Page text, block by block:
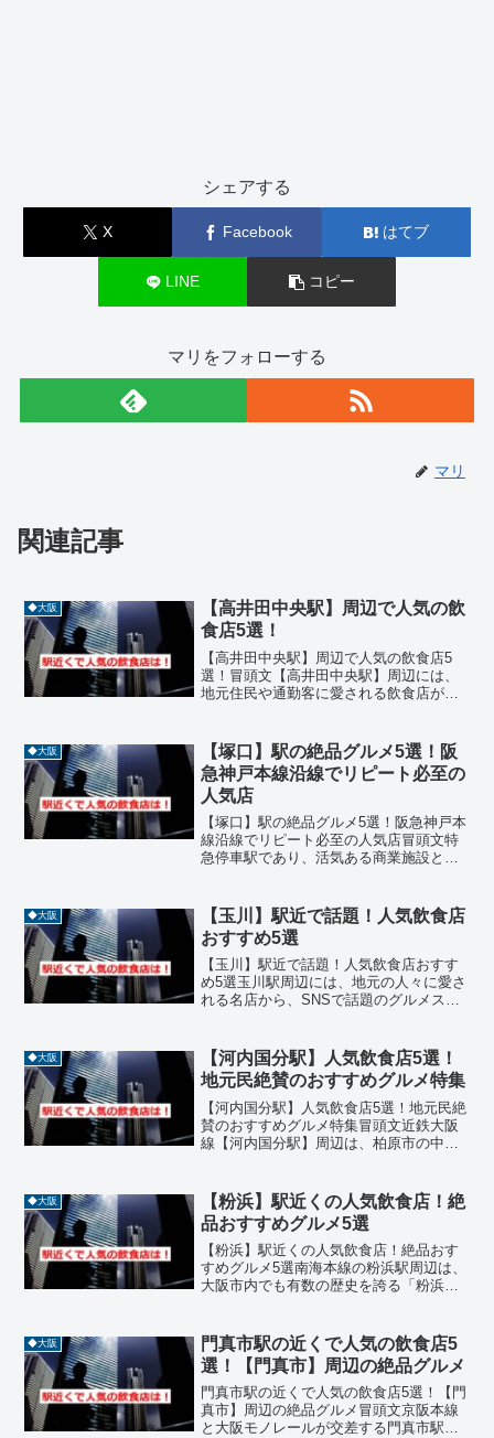
シェアする
X Facebook はてブ
LINE コピー
マリをフォローする
マリ
関連記事
◆大阪
【高井田中央駅】周辺で人気の飲
食店5選！
【高井田中央駅】周辺で人気の飲食店5
選！冒頭文【高井田中央駅】周辺には、
地元住民や通勤客に愛される飲食店が多
ンチやディナーにぴったりの名店が揃っ
ています。今回は高井田中...
◆大阪
【塚口】駅の絶品グルメ5選！阪
急神戸本線沿線でリピート必至の
人気店
【塚口】駅の絶品グルメ5選！阪急神戸本
線沿線でリピート必至の人気店冒頭文特
急停車駅であり、活気ある商業施設と閑
沿線の中でも、地域に根付いた隠れた名
店が多いことで知ら...
◆大阪
【玉川】駅近で話題！人気飲食店
おすすめ5選
【玉川】駅近で話題！人気飲食店おすす
め5選玉川駅周辺には、地元の人々に愛さ
れる名店から、SNSで話題のグルメスポ
た一杯まで、さまざまなシーンに対応で
きるお店が揃っており...
◆大阪
【河内国分駅】人気飲食店5選！
地元民絶賛のおすすめグルメ特集
【河内国分駅】人気飲食店5選！地元民絶
賛のおすすめグルメ特集冒頭文近鉄大阪
線【河内国分駅】周辺は、柏原市の中心
は、うなぎ、ラーメン、パン、居酒屋、
インド料理などジャンル...
◆大阪
【粉浜】駅近くの人気飲食店！絶
品おすすめグルメ5選
【粉浜】駅近くの人気飲食店！絶品おす
すめグルメ5選南海本線の粉浜駅周辺は、
大阪市内でも有数の歴史を誇る「粉浜商
アです。住吉大社からもほど近く、参拝
客や地元住民で賑わうこ...
◆大阪
門真市駅の近くで人気の飲食店5
選！【門真市】周辺の絶品グルメ
門真市駅の近くで人気の飲食店5選！【門
真市】周辺の絶品グルメ冒頭文京阪本線
と大阪モノレールが交差する門真市駅周